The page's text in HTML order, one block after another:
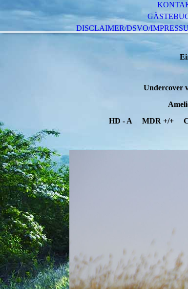
DISCLAIMER/DSVO/
Undercover
HD - A MDR +/+